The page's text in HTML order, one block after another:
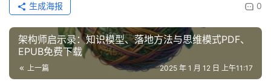
0
生成海报
架构师启示录：知识模型、落地方法与思维模式PDF、
EPUB免费下载
上一篇 2025 年 1 月 12 日 上午11:17